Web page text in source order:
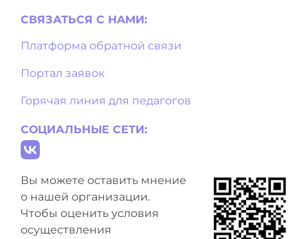
СВЯЗАТЬСЯ С НAМИ:
Платформа обратной связи
Портал заявок
Горячая линия для педагогов
СОЦИАЛЬНЫЕ СЕТИ:
Вы можете оставить мнение
о нашей организации.
Чтобы оценить условия
осуществления